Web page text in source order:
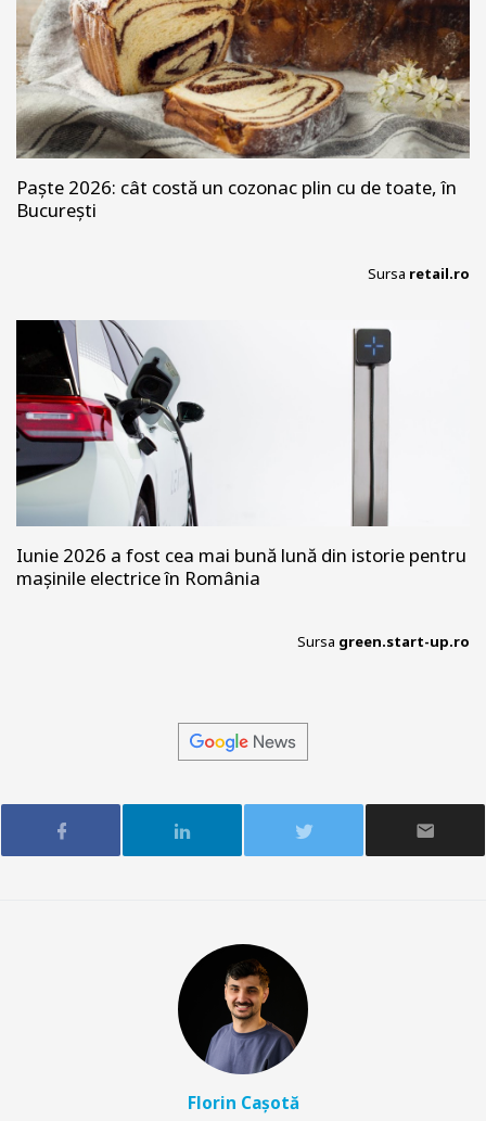
Paște 2026: cât costă un cozonac plin cu de toate, în
București
Sursa retail.ro
Iunie 2026 a fost cea mai bună lună din istorie pentru
mașinile electrice în România
Sursa green.start-up.ro
Florin Cașotă